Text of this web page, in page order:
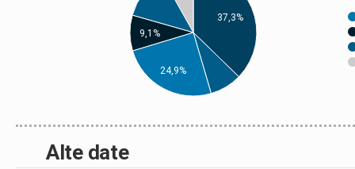
37,3%
9,1%
24,9%
Alte date